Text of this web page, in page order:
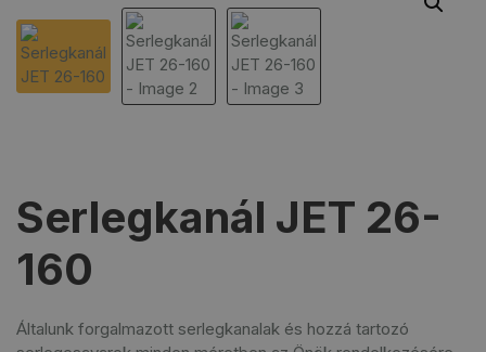
Serlegkanál JET 26-
160
Általunk forgalmazott serlegkanalak és hozzá tartozó